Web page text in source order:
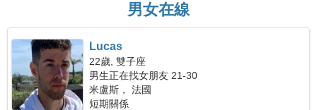
男女在線
Lucas
22歲, 雙子座
男生正在找女朋友 21-30
米盧斯， 法國
短期關係